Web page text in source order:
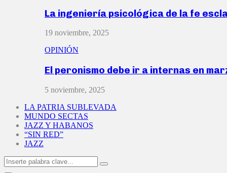
La ingeniería psicológica de la fe
19 noviembre, 2025
OPINIÓN
El peronismo debe ir a internas en
5 noviembre, 2025
LA PATRIA SUBLEVADA
MUNDO SECTAS
JAZZ Y HABANOS
“SIN RED”
JAZZ
Search
for:
Search